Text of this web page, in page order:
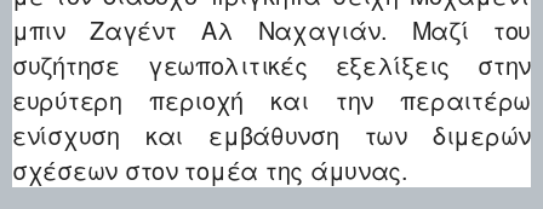
μπιν Ζαγέντ Αλ Ναχαγιάν. Μαζί του
συζήτησε γεωπολιτικές εξελίξεις στην
ευρύτερη περιοχή και την περαιτέρω
ενίσχυση και εμβάθυνση των διμερών
σχέσεων στον τομέα της άμυνας.